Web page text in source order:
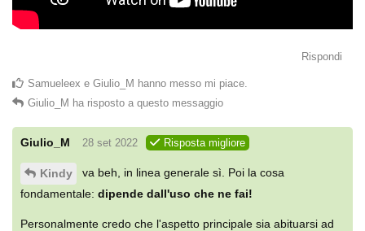
Rispondi
Samueleex e Giulio_M hanno messo mi piace
Giulio_M ha risposto a questo messaggio
Giulio_M 28 set 2022 Risposta migliore
Kindy
va beh, in linea generale sì. Poi la cosa
fondamentale: dipende dall'uso che ne fai!
Personalmente credo che l'aspetto principale sia abituarsi ad